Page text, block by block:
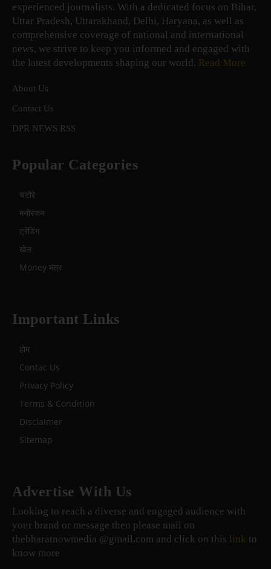
experienced journalists. With a dedicated focus on Bihar,
Uttar Pradesh, Uttarakhand, Delhi, Haryana, as well as
comprehensive coverage of national and international
news, we strive to keep you informed and engaged with
the latest developments shaping our world. Read More
About Us
Contact Us
DPR NEWS RSS
Popular Categories
चटोरे
मनोरंजन
ट्रेंडिंग
खेल
Money मंत्र
Important Links
होम
Contac Us
Privacy Policy
Terms & Condition
Disclaimer
Sitemap
Advertise With Us
Looking to reach a diverse and engaged audience with
your brand or message then please mail on
thebharatnowmedia @gmail.com and click on this link to
know more